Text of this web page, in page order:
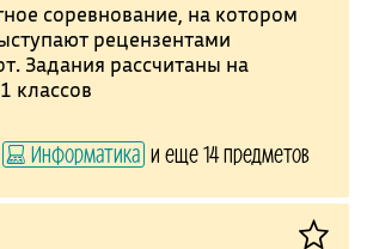
соревнование, на котором
рецензентами
Задания рассчитаны на
классов
Информатика и еще 14 предметов